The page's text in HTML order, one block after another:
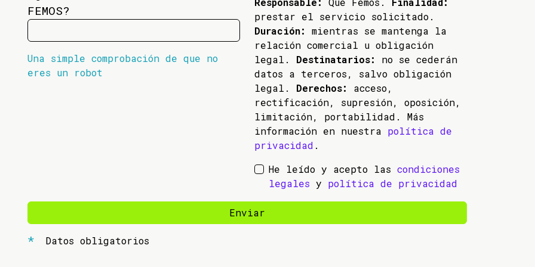
FEMOS?
Una simple comprobación de que no
eres un robot
prestar el servicio solicitado.
Duración:
mientras se mantenga la
relación comercial u obligación
legal. Destinatarios:
no se cederán
datos a terceros, salvo obligación
legal. Derechos:
acceso,
rectificación, supresión, oposición,
limitación, portabilidad. Más
información en nuestra política de
privacidad .
He leído y acepto las condiciones
legales y política de privacidad
Enviar
Datos obligatorios